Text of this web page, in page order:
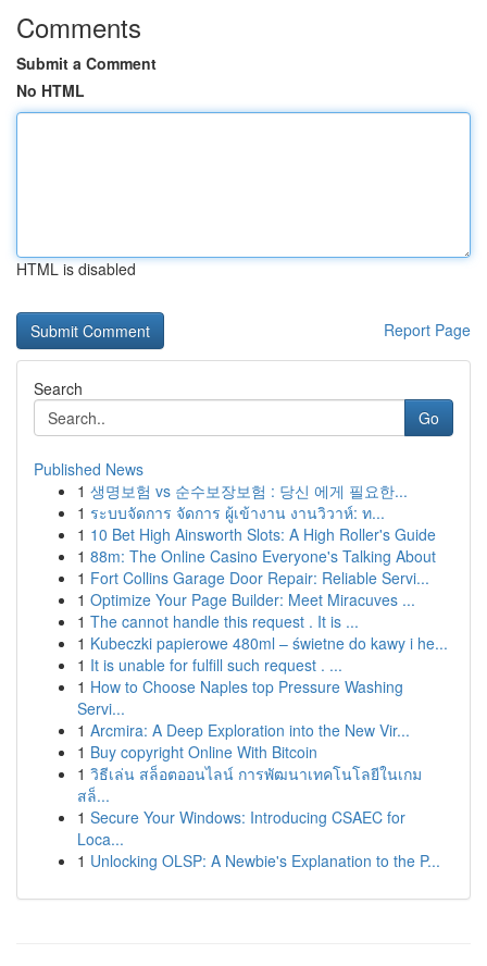
Comments
Submit a Comment
No HTML
HTML is disabled
Report Page
Search
Go
Published News
1 생명보험 vs 순수보장보험 : 당신 에게 필요한...
1 ระบบจัดการ จัดการ ผู้เข้างาน งานวิวาห์: ท...
1 10 Bet High Ainsworth Slots: A High Roller's Guide
1 88m: The Online Casino Everyone's Talking About
1 Fort Collins Garage Door Repair: Reliable Servi...
1 Optimize Your Page Builder: Meet Miracuves ...
1 The cannot handle this request . It is ...
1 Kubeczki papierowe 480ml – świetne do kawy i he...
1 It is unable for fulfill such request . ...
1 How to Choose Naples top Pressure Washing
Servi...
1 Arcmira: A Deep Exploration into the New Vir...
1 Buy copyright Online With Bitcoin
1 วิธีเล่น สล็อตออนไลน์ การพัฒนาเทคโนโลยีในเกม
สล็...
1 Secure Your Windows: Introducing CSAEC for
Loca...
1 Unlocking OLSP: A Newbie's Explanation to the P...